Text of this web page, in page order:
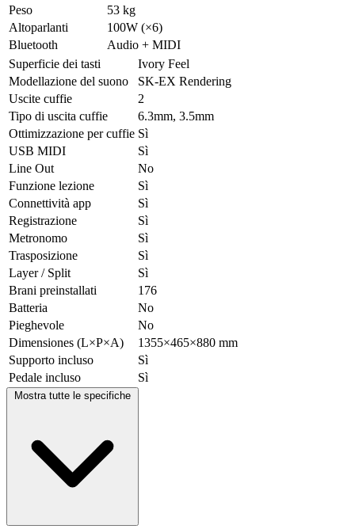
Peso
53 kg
Altoparlanti
100W (×6)
Bluetooth
Audio + MIDI
Superficie dei tasti
Ivory Feel
Modellazione del suono
SK-EX Rendering
Uscite cuffie
2
Tipo di uscita cuffie
6.3mm, 3.5mm
Ottimizzazione per cuffie Sì
USB MIDI
Sì
Line Out
No
Funzione lezione
Sì
Connettività app
Sì
Registrazione
Sì
Metronomo
Sì
Trasposizione
Sì
Layer / Split
Sì
Brani preinstallati
176
Batteria
No
Pieghevole
No
Dimensiones (L×P×A)
1355×465×880 mm
Supporto incluso
Sì
Pedale incluso
Sì
Mostra tutte le specifiche